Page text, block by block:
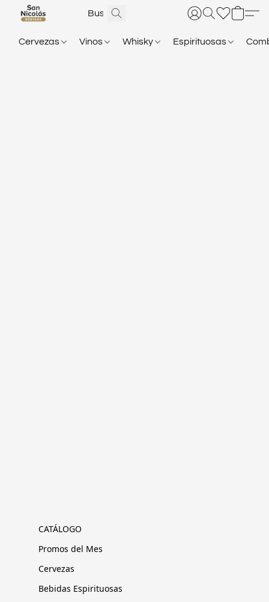
Cervezas Vinos Whisky Espirituosas
CATÁLOGO
Promos del Mes
Cervezas
Bebidas Espirituosas